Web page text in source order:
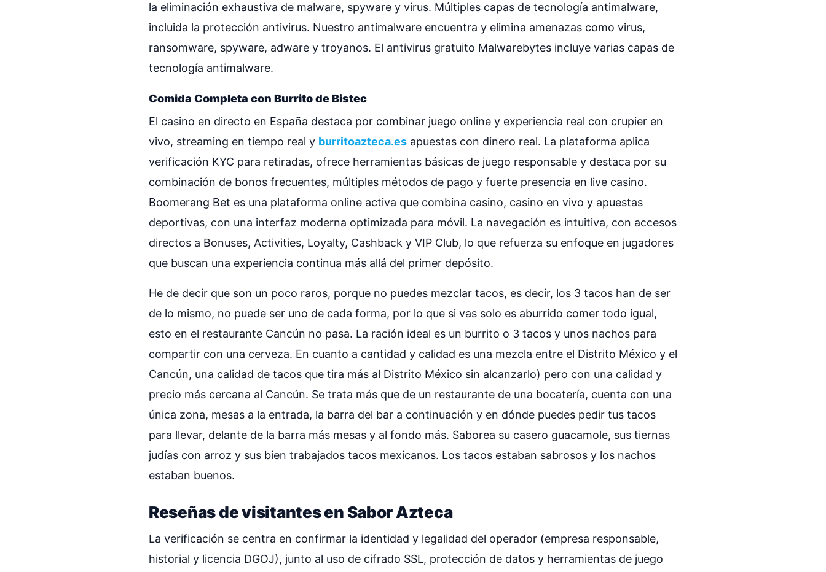
la eliminación exhaustiva de malware, spyware y virus. Múltiples capas de tecnología antimalware,
incluida la protección antivirus. Nuestro antimalware encuentra y elimina amenazas como virus,
ransomware, spyware, adware y troyanos. El antivirus gratuito Malwarebytes incluye varias capas de
tecnología antimalware.
Comida Completa con Burrito de Bistec
El casino en directo en España destaca por combinar juego online y experiencia real con crupier en
vivo, streaming en tiempo real y burritoazteca.es apuestas con dinero real. La plataforma aplica
verificación KYC para retiradas, ofrece herramientas básicas de juego responsable y destaca por su
combinación de bonos frecuentes, múltiples métodos de pago y fuerte presencia en live casino.
Boomerang Bet es una plataforma online activa que combina casino, casino en vivo y apuestas
deportivas, con una interfaz moderna optimizada para móvil. La navegación es intuitiva, con accesos
directos a Bonuses, Activities, Loyalty, Cashback y VIP Club, lo que refuerza su enfoque en jugadores
que buscan una experiencia continua más allá del primer depósito.
He de decir que son un poco raros, porque no puedes mezclar tacos, es decir, los 3 tacos han de ser
de lo mismo, no puede ser uno de cada forma, por lo que si vas solo es aburrido comer todo igual,
esto en el restaurante Cancún no pasa. La ración ideal es un burrito o 3 tacos y unos nachos para
compartir con una cerveza. En cuanto a cantidad y calidad es una mezcla entre el Distrito México y el
Cancún, una calidad de tacos que tira más al Distrito México sin alcanzarlo) pero con una calidad y
precio más cercana al Cancún. Se trata más que de un restaurante de una bocatería, cuenta con una
única zona, mesas a la entrada, la barra del bar a continuación y en dónde puedes pedir tus tacos
para llevar, delante de la barra más mesas y al fondo más. Saborea su casero guacamole, sus tiernas
judías con arroz y sus bien trabajados tacos mexicanos. Los tacos estaban sabrosos y los nachos
estaban buenos.
Reseñas de visitantes en Sabor Azteca
La verificación se centra en confirmar la identidad y legalidad del operador (empresa responsable,
historial y licencia DGOJ), junto al uso de cifrado SSL, protección de datos y herramientas de juego